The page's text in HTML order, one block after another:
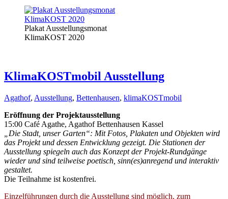
Plakat Ausstellungsmonat
KlimaKOST 2020
KlimaKOSTmobil Ausstellung
Agathof, Ausstellung, Bettenhausen, klimaKOSTmobil
Eröffnung der Projektausstellung
15:00 Café Agathe, Agathof Bettenhausen Kassel
„Die Stadt, unser Garten“: Mit Fotos, Plakaten und Objekten wird
das Projekt und dessen Entwicklung gezeigt. Die Stationen der
Ausstellung spiegeln auch das Konzept der Projekt-Rundgänge
wieder und sind teilweise poetisch, sinn(es)anregend und interaktiv
gestaltet.
Die Teilnahme ist kostenfrei.
Einzelführungen durch die Ausstellung sind möglich, zum